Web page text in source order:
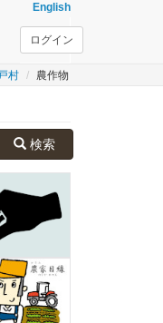
English
ログイン
村 農作物
検索